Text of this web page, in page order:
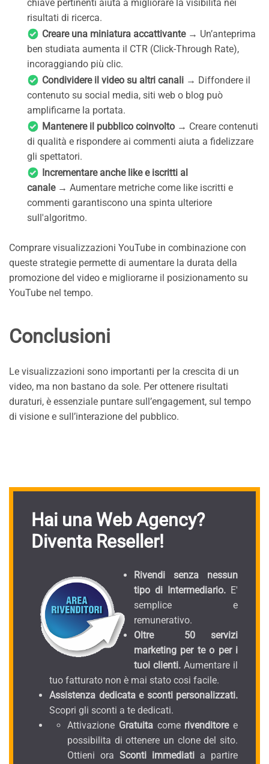
chiave pertinenti aiuta a migliorare la visibilità nei
risultati di ricerca.
Creare una miniatura accattivante→ Un’anteprima
ben studiata aumenta il CTR (Click-Through Rate),
incoraggiando più clic.
Condividere il video su altri canali → Diffondere il
contenuto su social media, siti web o blog può
amplificarne la portata.
Mantenere il pubblico coinvolto → Creare contenuti
di qualità e rispondere ai commenti aiuta a fidelizzare
gli spettatori.
Incrementare anche like e iscritti al
canale→ Aumentare metriche come like iscritti e
commenti garantiscono una spinta ulteriore
sull'algoritmo.
Comprare visualizzazioni YouTube in combinazione con
queste strategie permette di aumentare la durata della
promozione del video e migliorarne il posizionamento su
YouTube nel tempo.
Conclusioni
Le visualizzazioni sono importanti per la crescita di un
video, ma non bastano da sole. Per ottenere risultati
duraturi, è essenziale puntare sull’engagement, sul tempo
di visione e sull’interazione del pubblico.
Hai una Web Agency?
Diventa Reseller!
Rivendi senza nessun
tipo di Intermediario. E'
semplice e
remunerativo.
Oltre 50 servizi
marketing per te o per i
tuoi clienti. Aumentare il
tuo fatturato non è mai stato cosi facile.
Assistenza dedicata e sconti personalizzati.
Scopri gli sconti a te dedicati.
Attivazione Gratuitacomerivenditoree
possibilita di ottenere un clone del sito.
Ottieni ora Sconti immediati a partire